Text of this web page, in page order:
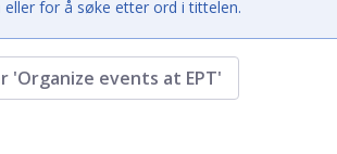
for å søke etter ord i tittelen.
'Organize events at EPT'